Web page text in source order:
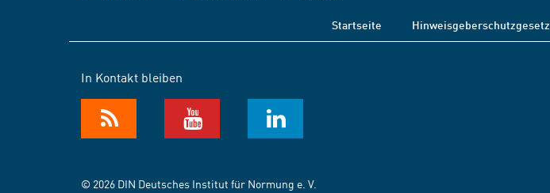
Startseite Hinweisgeberschutzgesetz
In Kontakt bleiben
© 2026 DIN Deutsches Institut für Normung e. V.